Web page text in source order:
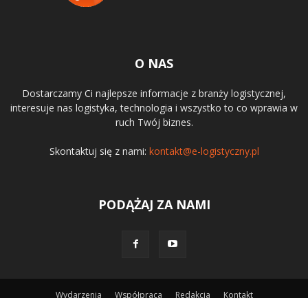
O NAS
Dostarczamy Ci najlepsze informacje z branży logistycznej,
interesuje nas logistyka, technologia i wszystko to co wprawia w
ruch Twój biznes.
Skontaktuj się z nami: kontakt@e-logistyczny.pl
PODĄŻAJ ZA NAMI
Wydarzenia Współpraca Redakcja Kontakt